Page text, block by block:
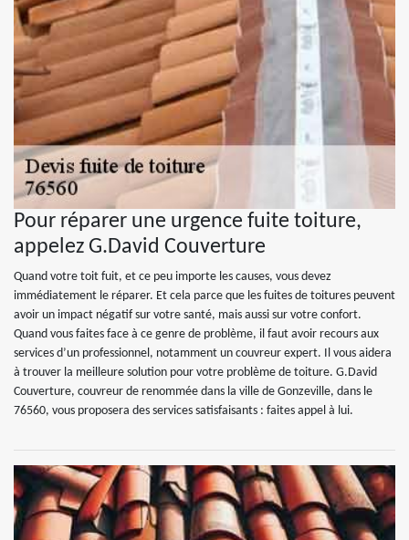
Pour réparer une urgence fuite toiture,
appelez G.David Couverture
Quand votre toit fuit, et ce peu importe les causes, vous devez
immédiatement le réparer. Et cela parce que les fuites de toitures peuvent
avoir un impact négatif sur votre santé, mais aussi sur votre confort.
Quand vous faites face à ce genre de problème, il faut avoir recours aux
services d’un professionnel, notamment un couvreur expert. Il vous aidera
à trouver la meilleure solution pour votre problème de toiture. G.David
Couverture, couvreur de renommée dans la ville de Gonzeville, dans le
76560, vous proposera des services satisfaisants : faites appel à lui.